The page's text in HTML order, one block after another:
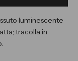
luminescente
tracolla in